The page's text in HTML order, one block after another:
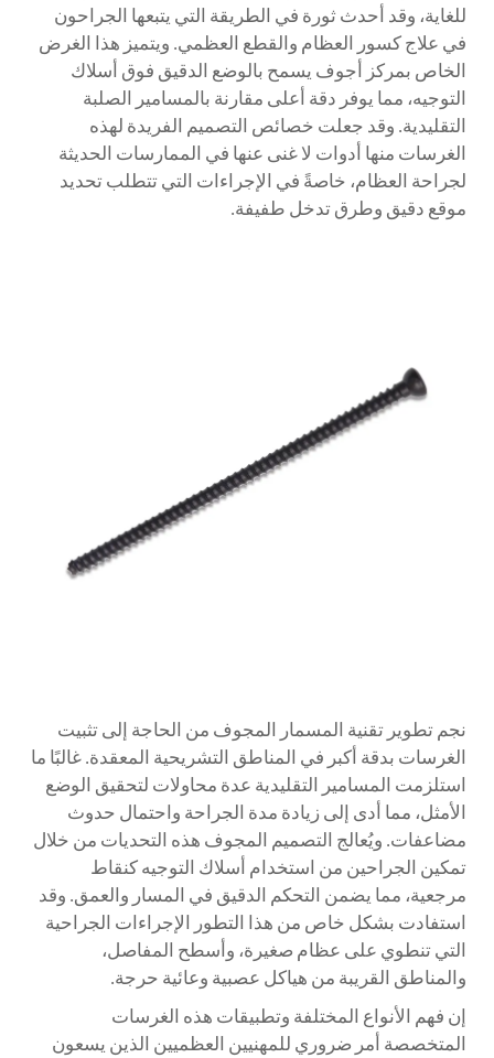
للغاية، وقد أحدث ثورة في الطريقة التي يتبعها الجراحون
في علاج كسور العظام والقطع العظمي. ويتميز هذا الغرض
الخاص بمركز أجوف يسمح بالوضع الدقيق فوق أسلاك
التوجيه، مما يوفر دقة أعلى مقارنة بالمسامير الصلبة
التقليدية. وقد جعلت خصائص التصميم الفريدة لهذه
الغرسات منها أدوات لا غنى عنها في الممارسات الحديثة
لجراحة العظام، خاصةً في الإجراءات التي تتطلب تحديد
موقع دقيق وطرق تدخل طفيفة.
نجم تطوير تقنية المسمار المجوف من الحاجة إلى تثبيت
الغرسات بدقة أكبر في المناطق التشريحية المعقدة. غالبًا ما
استلزمت المسامير التقليدية عدة محاولات لتحقيق الوضع
الأمثل، مما أدى إلى زيادة مدة الجراحة واحتمال حدوث
مضاعفات. ويُعالج التصميم المجوف هذه التحديات من خلال
تمكين الجراحين من استخدام أسلاك التوجيه كنقاط
مرجعية، مما يضمن التحكم الدقيق في المسار والعمق. وقد
استفادت بشكل خاص من هذا التطور الإجراءات الجراحية
التي تنطوي على عظام صغيرة، وأسطح المفاصل،
والمناطق القريبة من هياكل عصبية وعائية حرجة.
إن فهم الأنواع المختلفة وتطبيقات هذه الغرسات
المتخصصة أمر ضروري للمهنيين العظميين الذين يسعون